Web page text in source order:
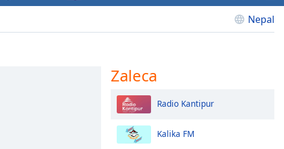
Nepal
Zaleca
Radio Kantipur
Kalika FM